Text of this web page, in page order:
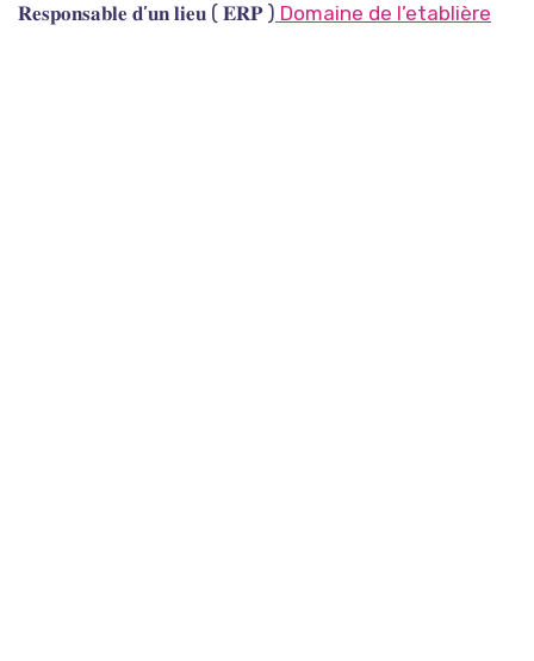
𝐑𝐞𝐬𝐩𝐨𝐧𝐬𝐚𝐛𝐥𝐞 𝐝’𝐮𝐧 𝐥𝐢𝐞𝐮 ( 𝐄𝐑𝐏 ) Domaine de l’etablière